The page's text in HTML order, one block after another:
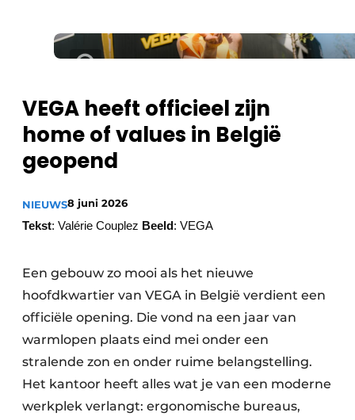
Home
Meest gelezen
Nieuwsbrief
Privacy / Cookie statement
Vacature aanmelden
Vacatures
VEGA heeft officieel zijn
home of values in België
geopend
NIEUWS8 juni 2026
Tekst: Valérie Couplez Beeld : VEGA
Een gebouw zo mooi als het nieuwe
hoofdkwartier van VEGA in België verdient een
officiële opening. Die vond na een jaar van
warmlopen plaats eind mei onder een
stralende zon en onder ruime belangstelling.
Het kantoor heeft alles wat je van een moderne
werkplek verlangt: ergonomische bureaus,